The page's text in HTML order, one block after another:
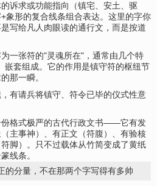
诉求或功能指向（镇宅、安土、驱
象形的复合线条组合表达。这里的字你
写给凡人肉眼读的通行文，而是按道
一张符的"灵魂所在"，通常由几个特
嵌套组成。它的作用是镇守符的枢纽节
那一瞬。
有请兵将镇守、符令已毕的仪式性意
份格式极严的古代行政文书——它有发
主事神）、有正文（符腹）、有验核
脚）。只不过载体从竹简变成了黄纸
线条。
的分量，不在那两个字写得有多帅